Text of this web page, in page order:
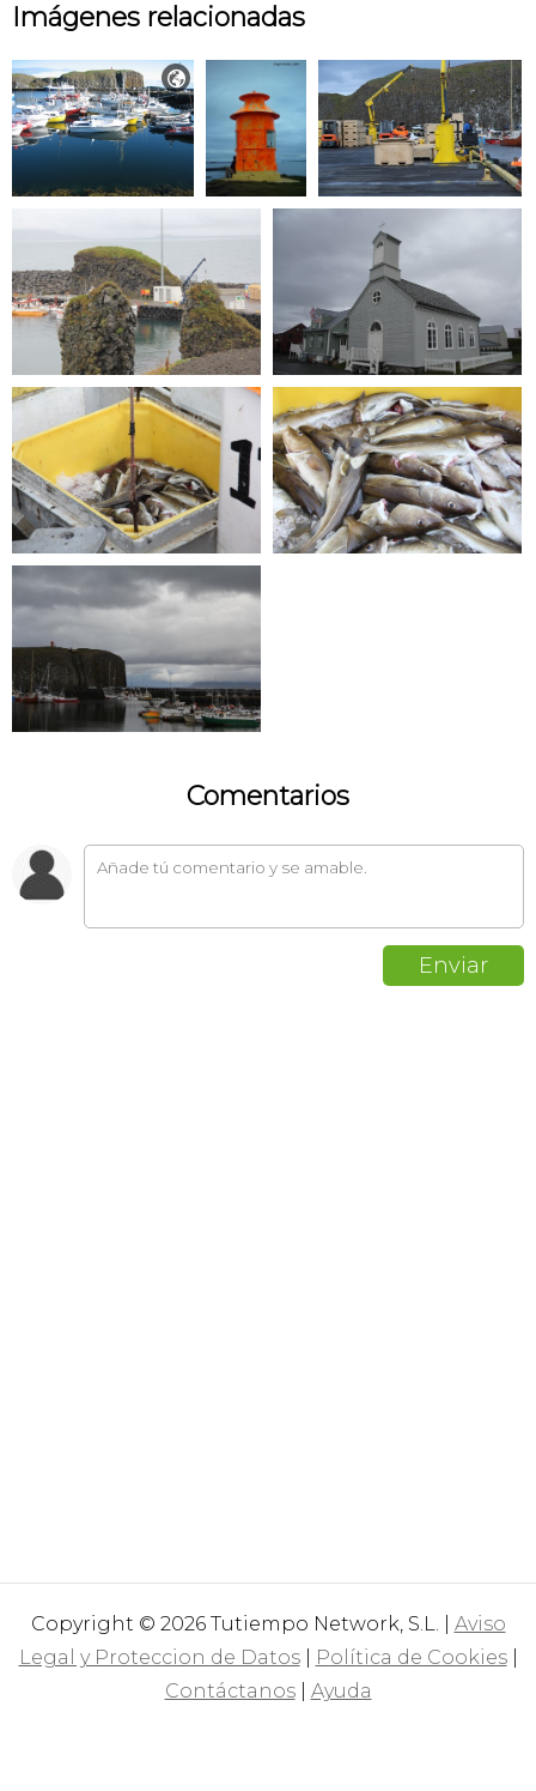
Imágenes relacionadas

Comentarios
Copyright © 2026 Tutiempo Network, S.L. | Aviso
Legal y Proteccion de Datos| Política de Cookies|
Contáctanos| Ayuda